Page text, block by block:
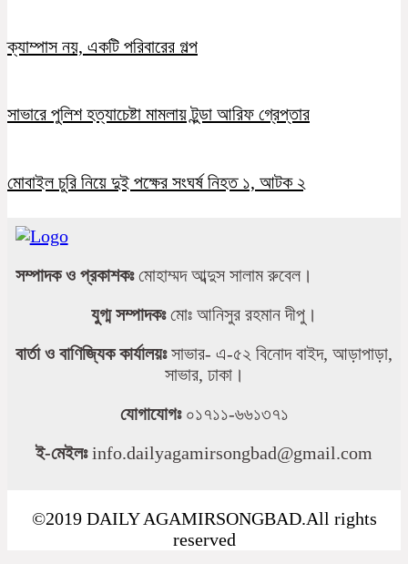
ক্যাম্পাস নয়, একটি পরিবারের গল্প
সাভারে পুলিশ হত্যাচেষ্টা মামলায় টুন্ডা আরিফ গ্রেপ্তার
মোবাইল চুরি নিয়ে দুই পক্ষের সংঘর্ষ নিহত ১, আটক ২
সম্পাদক ও প্রকাশকঃমোহাম্মদ আব্দুস সালাম রুবেল।
যুগ্ম সম্পাদকঃমোঃ আনিসুর রহমান দীপু।
বার্তা ও বাণিজ্যিক কার্যালয়ঃসাভার- এ-৫২ বিনোদ বাইদ, আড়াপাড়া,
সাভার, ঢাকা।
যোগাযোগঃ০১৭১১-৬৬১৩৭১
ই-মেইলঃinfo.dailyagamirsongbad@gmail.com
©2019 DAILY AGAMIRSONGBAD.All rights
reserved